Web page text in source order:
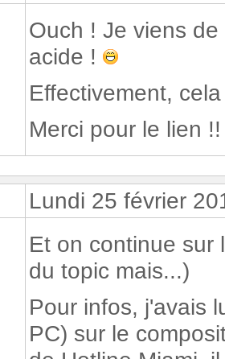
Ouch ! Je viens
acide !
Effectivement,
Merci pour le lien !!
Lundi 25 février
Et on continue sur
du topic mais...)
Pour infos, j'avais
PC) sur le